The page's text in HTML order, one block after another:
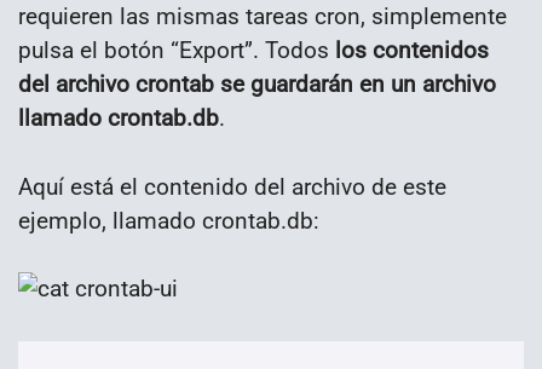
requieren las mismas tareas cron, simplemente
pulsa el botón “Export”. Todos los contenidos
del archivo crontab se guardarán en un archivo
llamado crontab.db.
Aquí está el contenido del archivo de este
ejemplo, llamado crontab.db: